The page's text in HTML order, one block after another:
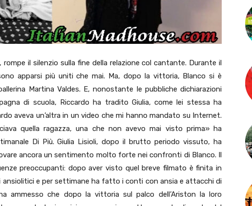
rompe il silenzio sulla fine della relazione col cantante. Durante il
apparsi più uniti che mai. Ma, dopo la vittoria, Blanco si è
Martina Valdes. E, nonostante le pubbliche dichiarazioni
di scuola, Riccardo ha tradito Giulia, come lei stessa ha
aveva un’altra in un video che mi hanno mandato su Internet.
quella ragazza, una che non avevo mai visto prima» ha
Di Più. Giulia Lisioli, dopo il brutto periodo vissuto, ha
ancora un sentimento molto forte nei confronti di Blanco. Il
preoccupanti: dopo aver visto quel breve filmato è finita in
ansiolitici e per settimane ha fatto i conti con ansia e attacchi di
ammesso che dopo la vittoria sul palco dell’Ariston la loro